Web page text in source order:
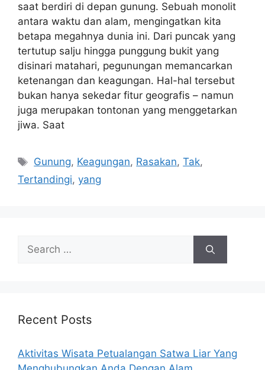
saat berdiri di depan gunung. Sebuah monolit
antara waktu dan alam, mengingatkan kita
betapa megahnya dunia ini. Dari puncak yang
tertutup salju hingga punggung bukit yang
disinari matahari, pegunungan memancarkan
ketenangan dan keagungan. Hal-hal tersebut
bukan hanya sekedar fitur geografis – namun
juga merupakan tontonan yang menggetarkan
jiwa. Saat
Tags
Gunung, Keagungan, Rasakan,Tak,
Tertandingi, yang
Search
for:
Recent Posts
Aktivitas Wisata Petualangan Satwa Liar Yang